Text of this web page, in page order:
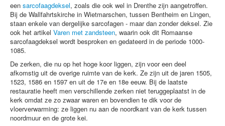
een sarcofaagdeksel, zoals die ook wel in Drenthe zijn aangetroffen.
Bij de Wallfahrtskirche in Wietmarschen, tussen Bentheim en Lingen,
staan enkele van dergelijke sarcofagen - maar dan zonder deksel. Zie
ook het artikel Varen met zandsteen, waarin ook dit Romaanse
sarcofaagdeksel wordt besproken en gedateerd in de periode 1000-
1085.
De zerken, die nu op het hoge koor liggen, zijn voor een deel
afkomstig uit de overige ruimte van de kerk. Ze zijn uit de jaren 1505,
1523, 1586 en 1597 en uit de 17e en 18e eeuw. Bij de laatste
restauratie heeft men verschillende zerken niet teruggeplaatst in de
kerk omdat ze zo zwaar waren en bovendien te dik voor de
vloerverwarming: ze liggen nu aan de noordkant van de kerk tussen
noordmuur en de grote kei.